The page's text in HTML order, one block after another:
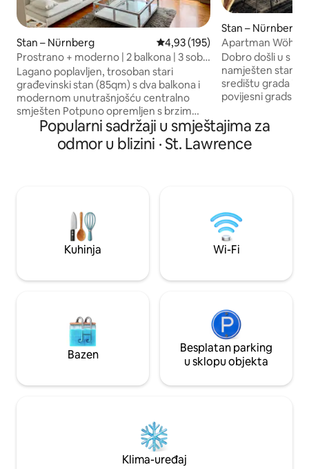
Stan – Nürnberg Prosječna ocjena: 4,93/5,
4,93 (195)
Prostrano + moderno | 2 balkona | 3 sobe
| Wi-Fi TV
Lagano poplavljen, trosoban stari
građevinski stan (85qm) s dva balkona i
modernom unutrašnjošću centralno
smješten Potpuno opremljen s brzim
WIFI, SMART-TV, perilicom za suđe i
perilicom za rublje, potpuno
opremljenom kuhinjom, kupaonicom s
pješačka udaljenost. Javni prijevoz
(podzemni, autobusni i tramvajski)
dostupan je u neposrednoj blizini.
Stan – Nürnberg
Apartman
gradskim šarmom
Dobro došli u s
namješten stan.
središtu grada i
povijesni gradski zid
stanica nalaze se
(glavni kolodvor 2
min). Do trga poznatog
pubovi i barovi
Popularni sadržaji u smještajima za
odmor u blizini · St. Lawrence
Kuhinja Wi-Fi
Bazen
Besplatan parking
u sklopu objekta
Klima-uređaj